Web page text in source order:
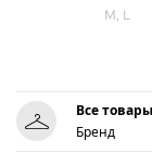
M, L
Все
Бренд